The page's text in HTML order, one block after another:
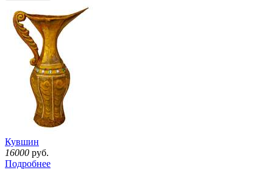
Кувшин
16000 руб.
Подробнее